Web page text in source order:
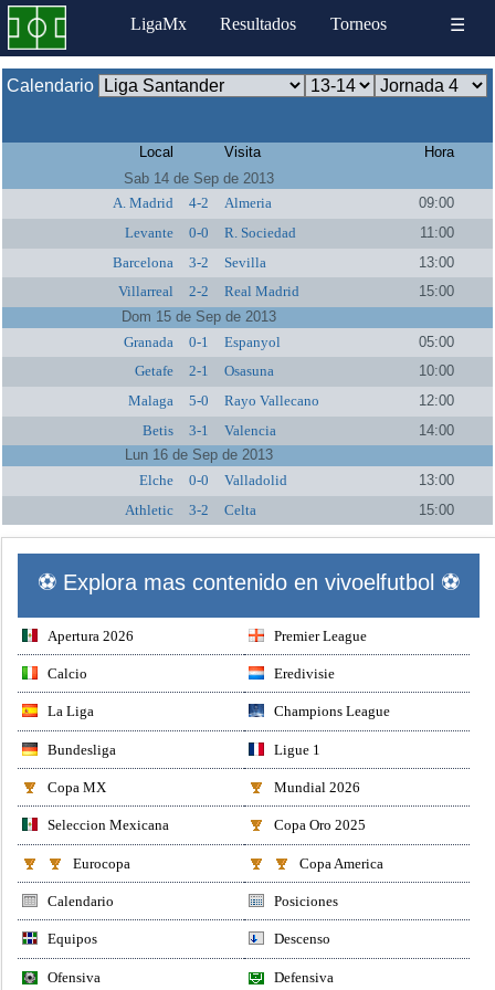
LigaMx Resultados Torneos ☰
Calendario
Local Visita
Hora
Sab 14 de Sep de 2013
A. Madrid
4-2 Almeria
09:00
Levante
0-0 R. Sociedad
11:00
Barcelona
3-2 Sevilla
13:00
Villarreal
2-2 Real Madrid
15:00
Dom 15 de Sep de 2013
Granada
0-1 Espanyol
05:00
Getafe
2-1 Osasuna
10:00
Malaga
5-0 Rayo Vallecano
12:00
Betis
3-1 Valencia
14:00
Lun 16 de Sep de 2013
Elche
0-0 Valladolid
13:00
Athletic
3-2 Celta 15:00
⚽ Explora mas contenido en vivoelfutbol ⚽
Apertura 2026 Premier League
Calcio Eredivisie
La Liga Champions League
Bundesliga Ligue 1
Copa MX Mundial 2026
Seleccion Mexicana Copa Oro 2025
Eurocopa Copa America
Calendario Posiciones
Equipos Descenso
Ofensiva Defensiva